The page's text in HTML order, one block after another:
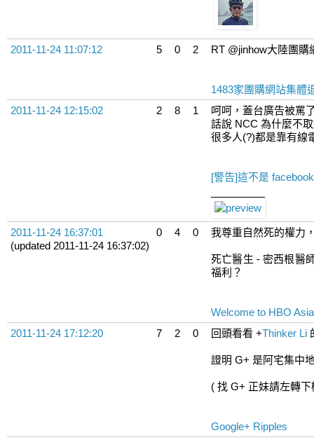
2011-11-24 11:07:12 5 0 2 RT @jinhow大陸團購
1483家團購網站集體
2011-11-24 12:15:02
2 8 1
呵呵，蓋台廣告被罵
話說 NCC 為什麼不
很多人(?)都是靠有線
[警告]這不是
2011-11-24 16:37:01
(updated 2011-11-24 16:37:02)
0 4 0 我尊重自然死的權力
死亡醫生 - 密西根醫
福利？
Welcome to HBO Asia
2011-11-24 17:12:20
7 2 0 回頭看看 +Thinker Li
證明 G+ 是阿宅集中
( 找 G+ 正妹請左轉
Google+ Ripples